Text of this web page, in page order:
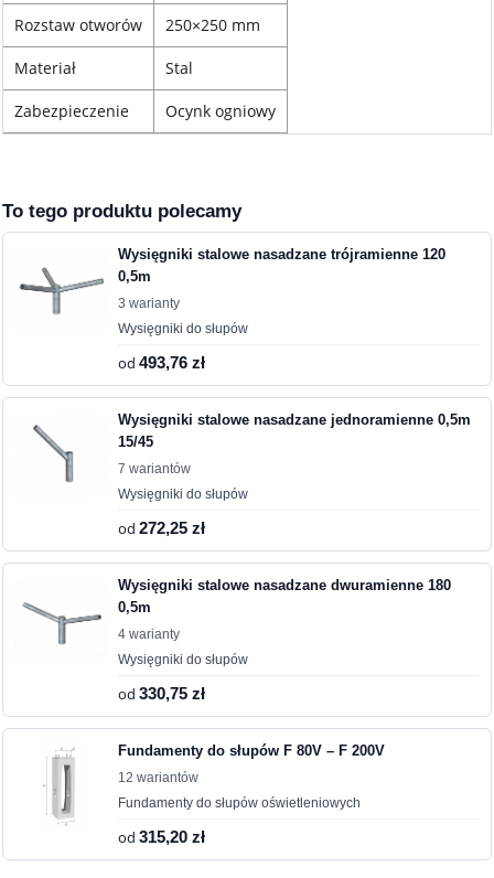
Rozstaw otworów 250×250 mm
Materiał Stal
Zabezpieczenie Ocynk ogniowy
To tego produktu polecamy
Wysięgniki stalowe nasadzane trójramienne 120
0,5m
3 warianty
Wysięgniki do słupów
od493,76 zł
Wysięgniki stalowe nasadzane jednoramienne 0,5m
15/45
7 wariantów
Wysięgniki do słupów
od272,25 zł
Wysięgniki stalowe nasadzane dwuramienne 180
0,5m
4 warianty
Wysięgniki do słupów
od330,75 zł
Fundamenty do słupów F 80V – F 200V
12 wariantów
Fundamenty do słupów oświetleniowych
od315,20 zł